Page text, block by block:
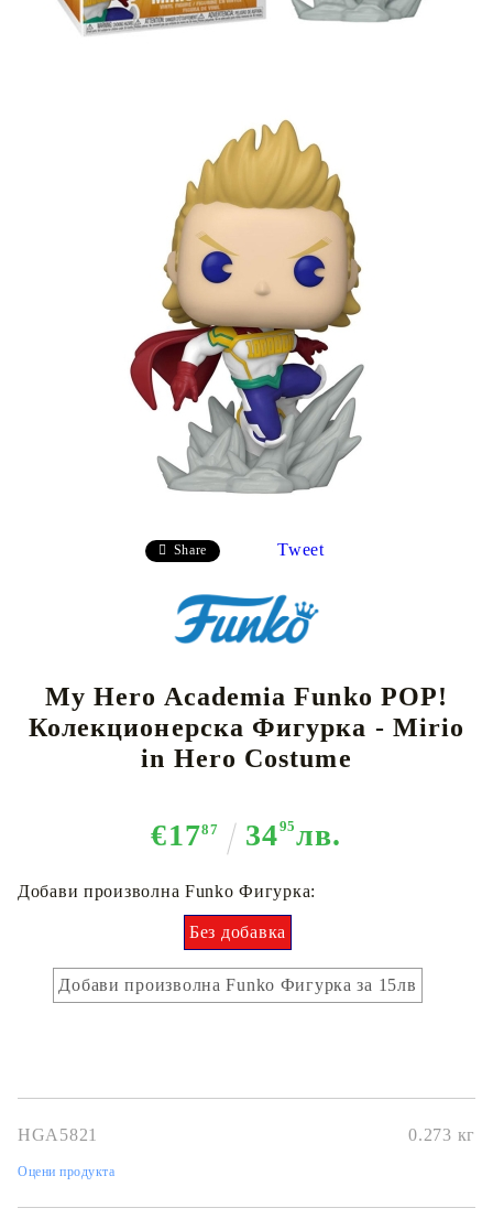
Share Tweet
My Hero Academia Funko POP!
Колекционерска Фигурка - Mirio
in Hero Costume
€1787 3495лв.
Добави произволна Funko Фигурка:
Без добавка
Добави произволна Funko Фигурка за 15лв
HGA5821 0.273 кг
Оцени продукта